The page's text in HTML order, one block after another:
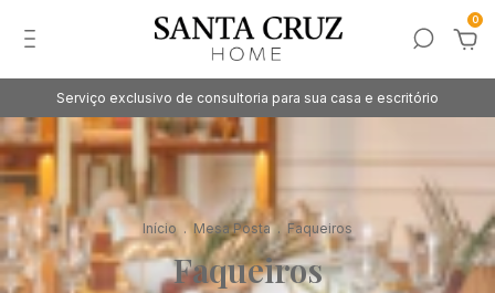
0
Serviço exclusivo de consultoria para sua casa e escritório
Início . Mesa Posta . Faqueiros
Faqueiros